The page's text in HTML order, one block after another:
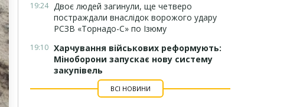
19:24 Двоє людей загинули, ще четверо
постраждали внаслідок ворожого удару
РСЗВ «Торнадо-С» по Ізюму
19:10 Харчування військових реформують:
Міноборони запускає нову систему
закупівель
ВСІ НОВИНИ